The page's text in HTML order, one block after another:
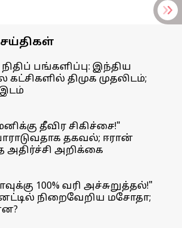
பங்களிப்பு: இந்திய
திமுக முதலிடம்;
இடம்
தீவிர சிகிச்சை!"
தகவல்; ஈரான்
அதிர்ச்சி அறிக்கை
100% வரி அச்சுறுத்தல்!"
நிறைவேறிய மசோதா;